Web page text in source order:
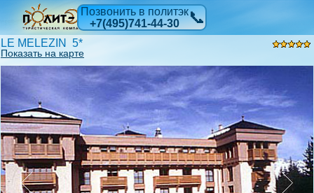
Позвонить в политэк
+7(495)741-44-30
📞
LE MELEZIN 5*
Показать на карте